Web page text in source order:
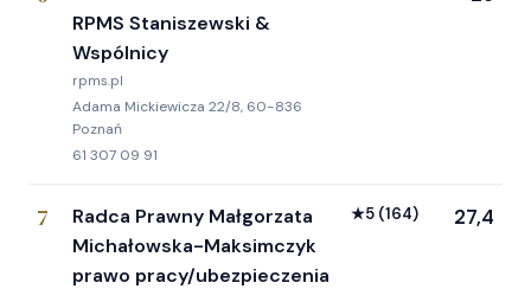
RPMS Staniszewski &
Wspólnicy
rpms.pl
Adama Mickiewicza 22/8, 60-836
Poznań
61 307 09 91
7
Radca Prawny Małgorzata
Michałowska-Maksimczyk
prawo pracy/ubezpieczenia
★5 (164) 27,4